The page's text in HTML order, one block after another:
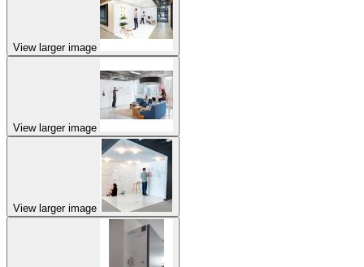
View larger image
View larger image
View larger image